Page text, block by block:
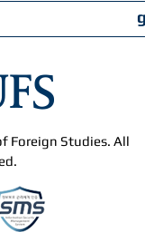
Foreign Studies. All